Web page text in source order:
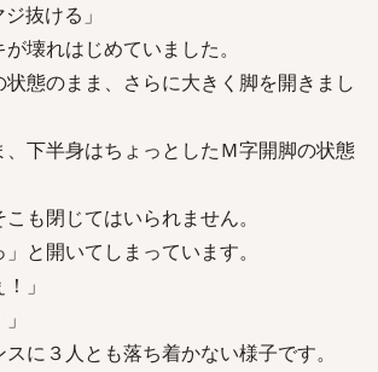
抜ける」
壊れはじめていました。
態のまま、さらに大きく脚を開きまし
下半身はちょっとしたＭ字開脚の状態
も閉じてはいられません。
と開いてしまっています。
」
に３人とも落ち着かない様子です。